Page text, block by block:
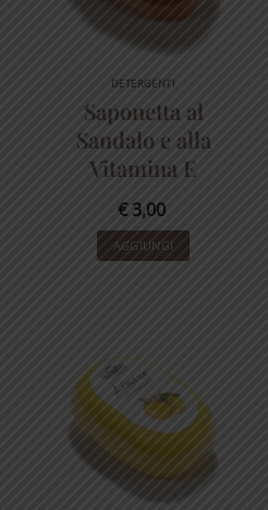
DETERGENTI
Saponetta al
Sandalo e alla
Vitamina E
€3,00
AGGIUNGI